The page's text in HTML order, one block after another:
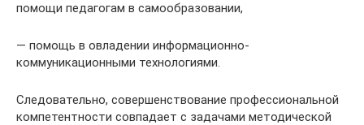
помощи педагогам в самообразовании,
— помощь в овладении информационно-
коммуникационными технологиями.
Следовательно, совершенствование профессиональной
компетентности совпадает с задачами методической